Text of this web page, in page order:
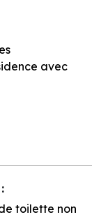
avec
:
toilette non